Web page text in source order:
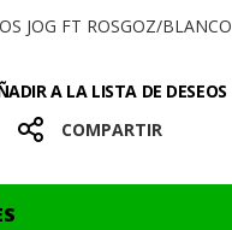
JOG FT ROSGOZ/BLANCO
A LA LISTA DE DESEOS
COMPARTIR